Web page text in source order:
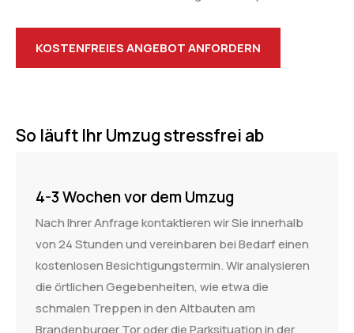
KOSTENFREIES ANGEBOT ANFORDERN
So läuft Ihr Umzug stressfrei ab
4-3 Wochen vor dem Umzug
Nach Ihrer Anfrage kontaktieren wir Sie innerhalb
von 24 Stunden und vereinbaren bei Bedarf einen
kostenlosen Besichtigungstermin. Wir analysieren
die örtlichen Gegebenheiten, wie etwa die
schmalen Treppen in den Altbauten am
Brandenburger Tor oder die Parksituation in der